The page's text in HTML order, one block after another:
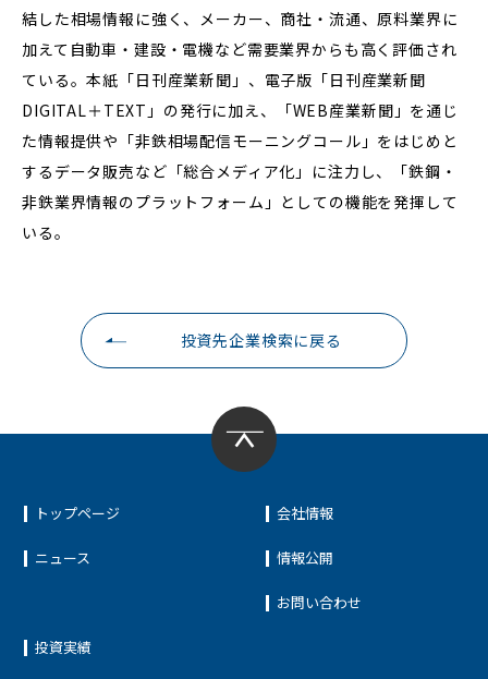
結した相場情報に強く、メーカー、商社・流通、原料業界に
加えて自動車・建設・電機など需要業界からも高く評価され
ている。本紙「日刊産業新聞」、電子版「日刊産業新聞
DIGITAL＋TEXT」の発行に加え、「WEB産業新聞」を通じ
た情報提供や「非鉄相場配信モーニングコール」をはじめと
するデータ販売など「総合メディア化」に注力し、「鉄鋼・
非鉄業界情報のプラットフォーム」としての機能を発揮して
いる。
投資先企業検索に戻る
トップページ
ニュース
投資実績
会社情報
情報公開
お問い合わせ